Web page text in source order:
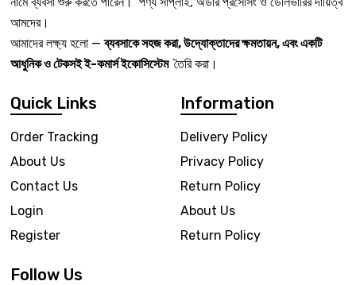
আমদের।
আমাদের লক্ষ্য হলো —ব্যবসাকে সহজ করা, উদ্যোক্তাদের ক্ষমতায়ন, এবং একটি
আধুনিক ও টেকসই ই-কমার্স ইকোসিস্টেম তৈরি করা।
Quick Links
Order Tracking
About Us
Contact Us
Login
Register
Information
Delivery Policy
Privacy Policy
Return Policy
About Us
Return Policy
Follow Us